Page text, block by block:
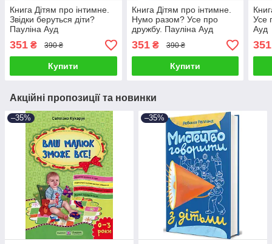
Книга Дітям про інтимне.
Звідки беруться діти?
Пауліна Ауд
351 ₴ 390 ₴
Купити
Книга Дітям про інтимне.
Нумо разом? Усе про
дружбу. Пауліна Ауд
351₴ 390 ₴
Купити
Усе
Ауд
351
Акційні пропозиції та новинки
–35% –35%